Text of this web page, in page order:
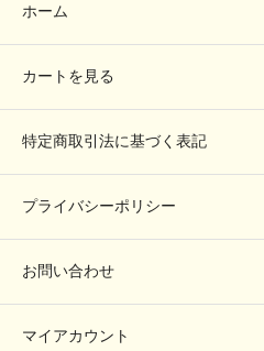
ホーム
カートを見る
特定商取引法に基づく表記
プライバシーポリシー
お問い合わせ
マイアカウント